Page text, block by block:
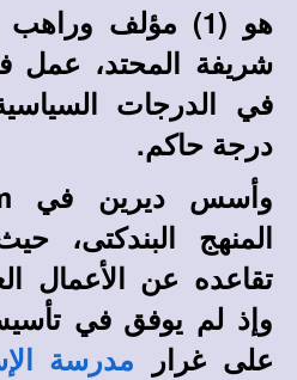
هو (1) مؤلف
شريفة المحتد، عمل
في الدرجات
درجة حاكم.
وأسس ديرين في
المنهج البندكتى،
وإذ لم يوفق في
على غرار
مدرسة